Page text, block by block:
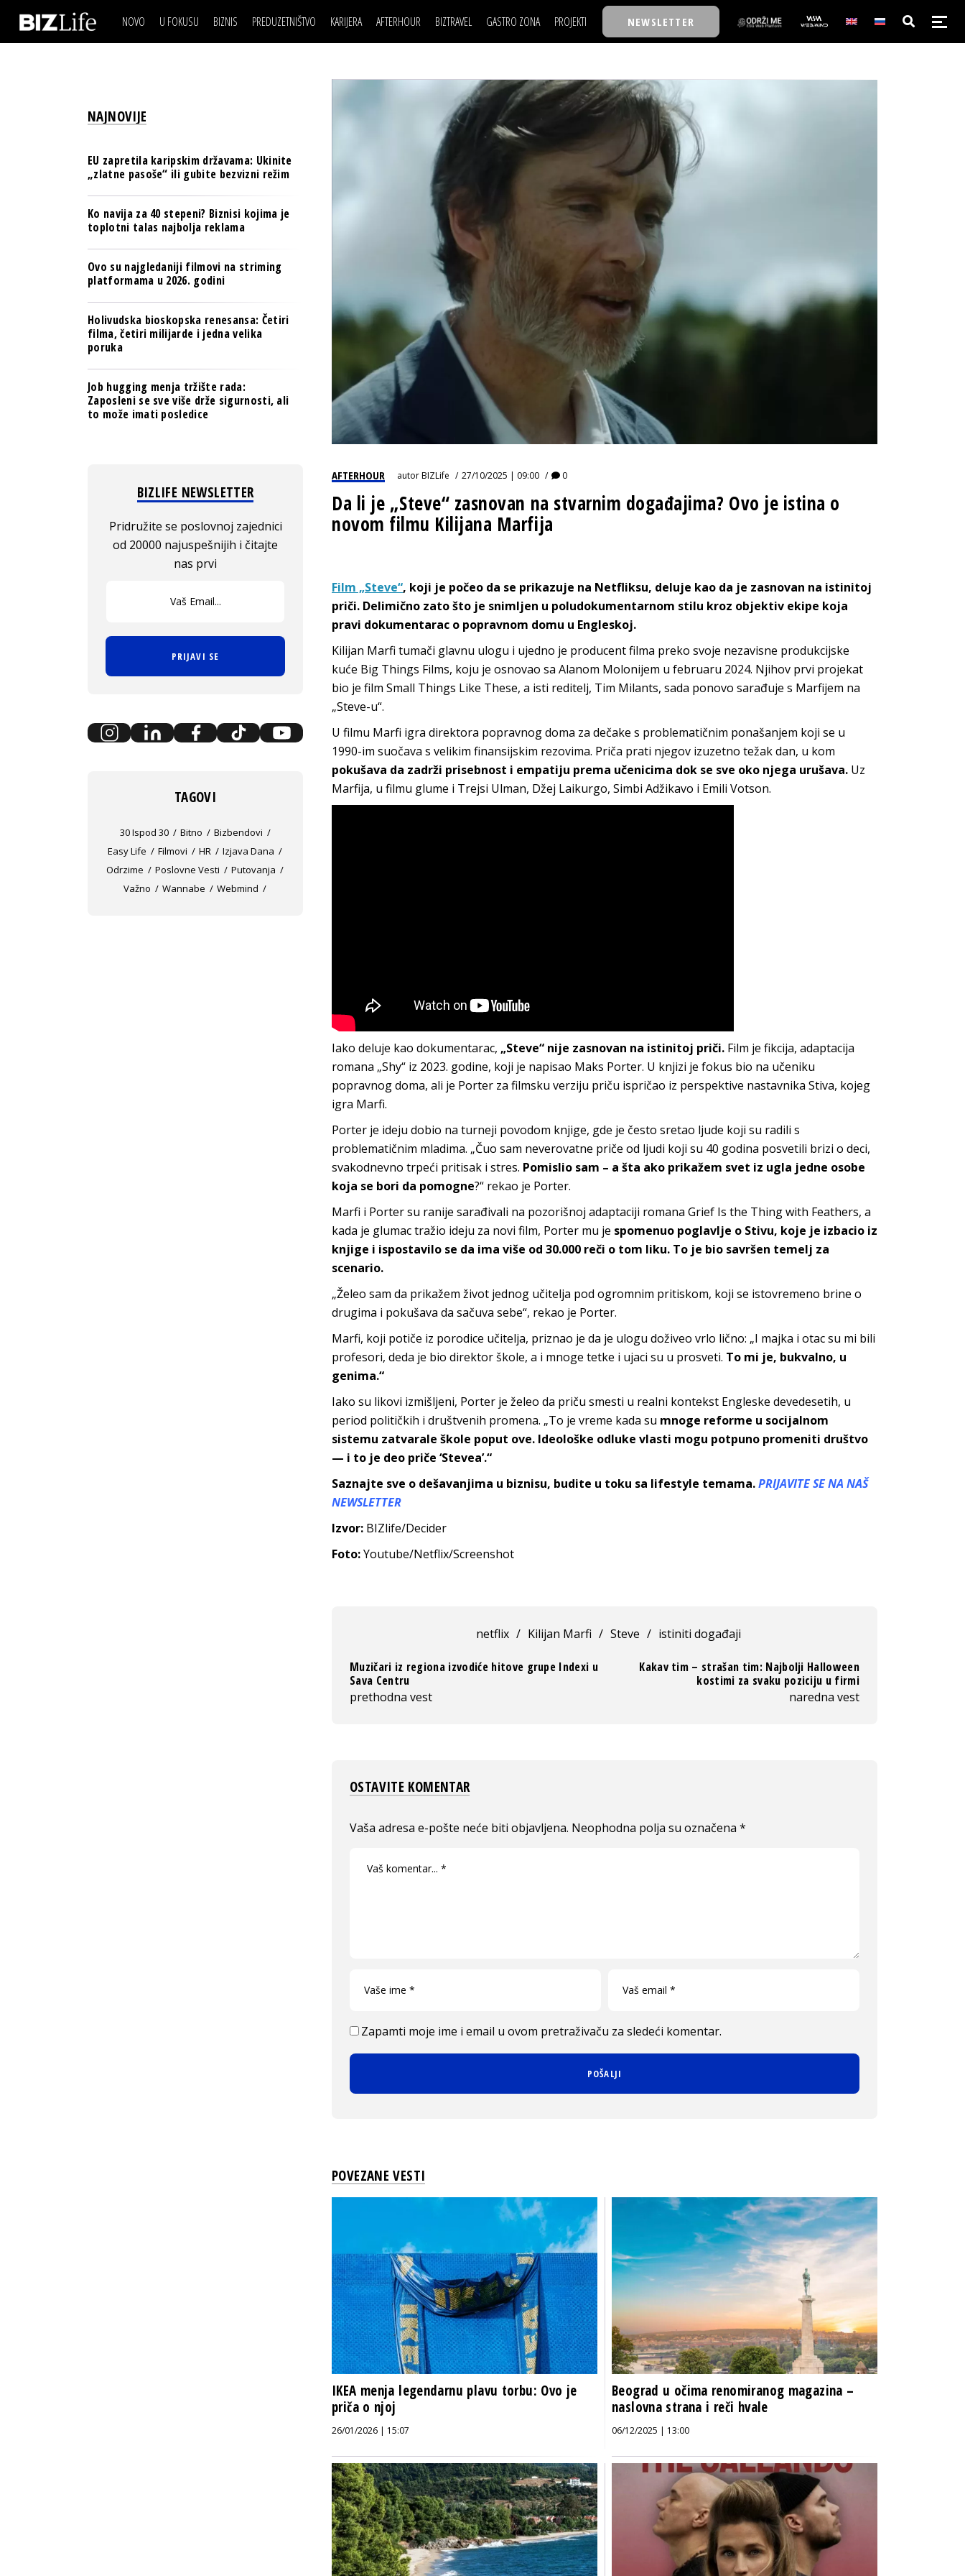
NOVO U FOKUSU BIZNIS
BANKE
OSIGURANJE
TECH I AI
BIZNIS & SPORT
PULS REGIONA
NOVO NA RAFU
PREDUZETNIŠTVO KARIJERA
MOJ UGAO
AFTERHOUR
WELLBEING
BIZTRAVEL GASTRO ZONA PROJEKTI
TASTY TALKS
30 ISPOD 30
BACK TO OFFICE/SCHOOL
BIZBENDOVI
BIZKOLEGIJUM
BMW BIZNIS LIGA
BIZLIFE WEEK
IZJAVA GODINE
NEWSLETTER
IZJAVA DANABIZNIS SCENA
BREND I KOMUNIKACIJE
OSIGURANJE
TECH I AI
PULS REGIONA
POSAO
MOJ UGAO
FILM I SCENA
AUTO SVET
WELLBEING
NAJKOLEGA
30 ISPOD 30
BACK TO OFFICE/SCHOOL
BIZKOLEGIJUM
BMW BIZNIS LIGA
BIZLIFE WEEK
AFTERHOUR autorBIZLife 27/10/2025 | 09:00 0
Da li je „Steve“ zasnovan na stvarnim događajima? Ovo je istina o
novom filmu Kilijana Marfija
Film „Steve“, koji je počeo da se prikazuje na Netfliksu, deluje kao da je zasnovan na istinitoj
priči. Delimično zato što je snimljen u poludokumentarnom stilu kroz objektiv ekipe koja
pravi dokumentarac o popravnom domu u Engleskoj.
Kilijan Marfi tumači glavnu ulogu i ujedno je producent filma preko svoje nezavisne produkcijske
kuće Big Things Films, koju je osnovao sa Alanom Molonijem u februaru 2024. Njihov prvi projekat
bio je film Small Things Like These, a isti reditelj, Tim Milants, sada ponovo sarađuje s Marfijem na
„Steve-u“.
U filmu Marfi igra direktora popravnog doma za dečake s problematičnim ponašanjem koji se u
1990-im suočava s velikim finansijskim rezovima. Priča prati njegov izuzetno težak dan, u kom
pokušava da zadrži prisebnost i empatiju prema učenicima dok se sve oko njega urušava. Uz
Marfija, u filmu glume i Trejsi Ulman, Džej Laikurgo, Simbi Adžikavo i Emili Votson.
Iako deluje kao dokumentarac, „Steve“ nije zasnovan na istinitoj priči. Film je fikcija, adaptacija
romana „Shy“ iz 2023. godine, koji je napisao Maks Porter. U knjizi je fokus bio na učeniku
popravnog doma, ali je Porter za filmsku verziju priču ispričao iz perspektive nastavnika Stiva, kojeg
igra Marfi.
Porter je ideju dobio na turneji povodom knjige, gde je često sretao ljude koji su radili s
problematičnim mladima. „Čuo sam neverovatne priče od ljudi koji su 40 godina posvetili brizi o deci,
svakodnevno trpeći pritisak i stres. Pomislio sam – a šta ako prikažem svet iz ugla jedne osobe
koja se bori da pomogne?“ rekao je Porter.
Marfi i Porter su ranije sarađivali na pozorišnoj adaptaciji romana Grief Is the Thing with Feathers, a
kada je glumac tražio ideju za novi film, Porter mu je spomenuo poglavlje o Stivu, koje je izbacio iz
knjige i ispostavilo se da ima više od 30.000 reči o tom liku. To je bio savršen temelj za
scenario.
„Želeo sam da prikažem život jednog učitelja pod ogromnim pritiskom, koji se istovremeno brine o
drugima i pokušava da sačuva sebe“, rekao je Porter.
Marfi, koji potiče iz porodice učitelja, priznao je da je ulogu doživeo vrlo lično: „I majka i otac su mi bili
profesori, deda je bio direktor škole, a i mnoge tetke i ujaci su u prosveti. To mi je, bukvalno, u
genima.“
Iako su likovi izmišljeni, Porter je želeo da priču smesti u realni kontekst Engleske devedesetih, u
period političkih i društvenih promena. „To je vreme kada su mnoge reforme u socijalnom
sistemu zatvarale škole poput ove. Ideološke odluke vlasti mogu potpuno promeniti društvo
— i to je deo priče ‘Stevea’.“
Saznajte sve o dešavanjima u biznisu, budite u toku sa lifestyle temama.PRIJAVITE SE NA NAŠ
NEWSLETTER
Izvor: BIZlife/Decider
Foto:Youtube/Netflix/Screenshot
netflix / Kilijan Marfi / Steve / istiniti događaji
Muzičari iz regiona izvodiće hitove grupe Indexi u
Sava Centru
prethodna vest
Kakav tim – strašan tim: Najbolji Halloween
kostimi za svaku poziciju u firmi
naredna vest
OSTAVITE KOMENTAR
Vaša adresa e-pošte neće biti objavljena. Neophodna polja su označena *
Zapamti moje ime i email u ovom pretraživaču za sledeći komentar.
POVEZANE VESTI
IKEA menja legendarnu plavu torbu: Ovo je
priča o njoj
26/01/2026 | 15:07
Beograd u očima renomiranog magazina –
naslovna strana i reči hvale
06/12/2025 | 13:00
NAJNOVIJE
EU zapretila karipskim državama: Ukinite
„zlatne pasoše“ ili gubite bezvizni režim
Ko navija za 40 stepeni? Biznisi kojima je
toplotni talas najbolja reklama
Ovo su najgledaniji filmovi na striming
platformama u 2026. godini
Holivudska bioskopska renesansa: Četiri
filma, četiri milijarde i jedna velika
poruka
Job hugging menja tržište rada:
Zaposleni se sve više drže sigurnosti, ali
to može imati posledice
BIZLIFE NEWSLETTER
Pridružite se poslovnoj zajednici
od 20000 najuspešnijih i čitajte
nas prvi
PRIJAVI SE
TAGOVI
30 Ispod 30 Bitno
Bizbendovi
Easy Life
Filmovi HR
Izjava Dana
Odrzime
Poslovne Vesti
Putovanja
Važno
Wannabe Webmind